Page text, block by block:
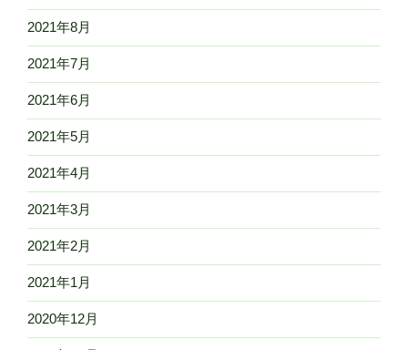
2021年8月
2021年7月
2021年6月
2021年5月
2021年4月
2021年3月
2021年2月
2021年1月
2020年12月